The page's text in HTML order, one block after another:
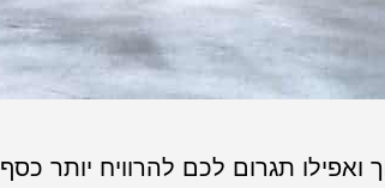
תגרום לכם להרוויח יותר